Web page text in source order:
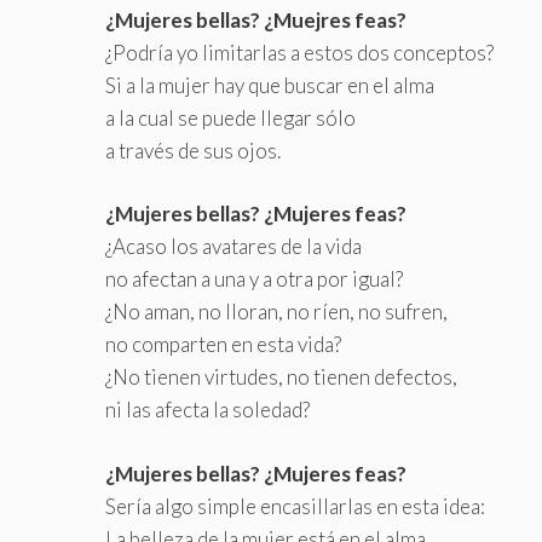
¿Mujeres bellas? ¿Muejres feas?
¿Podría yo limitarlas a estos dos conceptos?
Si a la mujer hay que buscar en el alma
a la cual se puede llegar sólo
a través de sus ojos.
¿Mujeres bellas? ¿Mujeres feas?
¿Acaso los avatares de la vida
no afectan a una y a otra por igual?
¿No aman, no lloran, no ríen, no sufren,
no comparten en esta vida?
¿No tienen virtudes, no tienen defectos,
ni las afecta la soledad?
¿Mujeres bellas? ¿Mujeres feas?
Sería algo simple encasillarlas en esta idea: